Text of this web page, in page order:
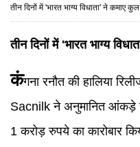
तीन दिनों में 'भारत भाग्य विधाता' ने
तीन दिनों में 'भारत भाग्य
कंगना रनौत की हालिया
Sacnilk ने अनुमानित आंकड़े
1 करोड़ रुपये का कारोबार